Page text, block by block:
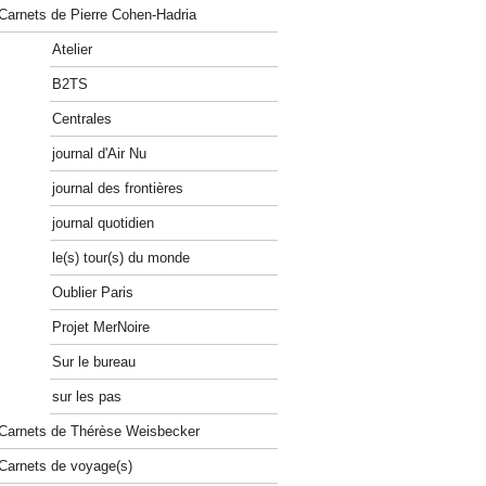
de Pierre Cohen-Hadria
Atelier
B2TS
Centrales
journal d'Air Nu
journal des frontières
journal quotidien
le(s) tour(s) du monde
Oublier Paris
Projet MerNoire
Sur le bureau
sur les pas
de Thérèse Weisbecker
de voyage(s)